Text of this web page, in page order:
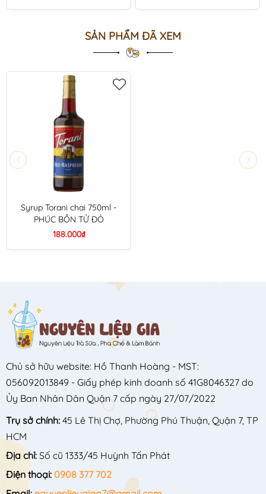
SẢN PHẨM ĐÃ XEM
Syrup Torani chai 750ml -
PHÚC BỒN TỬ ĐỎ
188.000₫
Chủ sở hữu website: Hồ Thanh Hoàng - MST:
056092013849 - Giấy phép kinh doanh số 41G8046327 do
Ủy Ban Nhân Dân Quận 7 cấp ngày 27/07/2022
Trụ sở chính: 45 Lê Thị Chợ, Phường Phú Thuận, Quận 7, TP
HCM
Địa chỉ: Số cũ 1333/45 Huỳnh Tấn Phát
Điện thoại: 0908 377 702